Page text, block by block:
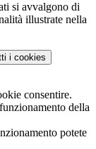
si avvalgono di
illustrate nella
i cookies
consentire.
della
potete